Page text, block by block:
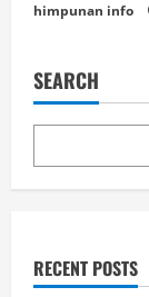
himpunan info
SEARCH
RECENT POSTS